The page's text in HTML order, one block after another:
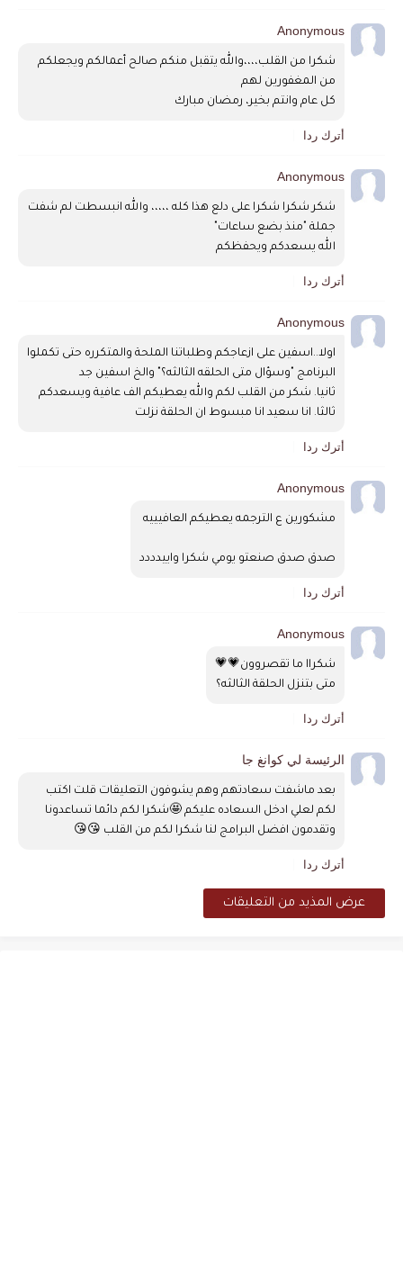
Anonymous
من المغفورين لهم
كل عام وانتم بخير، رمضان مبارك
أترك ردا
Anonymous
جملة "منذ بضع ساعات"
الله يسعدكم ويحفظكم
أترك ردا
Anonymous
البرنامج "وسؤال متى الحلقه الثالثه؟" والخ اسفين جد
ثانيا. شكر من القلب لكم والله يعطيكم الف عافية ويسعدكم
ثالثا. انا سعيد انا مبسوط ان الحلقة نزلت
أترك ردا
Anonymous
مشكورين ع الترجمه يعطيكم العافيييه
صدق صدق صنعتو يومي شكرا واييدددد
أترك ردا
Anonymous
شكراا ما تقصروون💗💗
متى بتنزل الحلقة الثالثه؟
أترك ردا
الرئيسة لي كوانغ جا
وتقدمون افضل البرامج لنا شكرا لكم من القلب 😘😘
أترك ردا
عرض المذيد من التعليقات